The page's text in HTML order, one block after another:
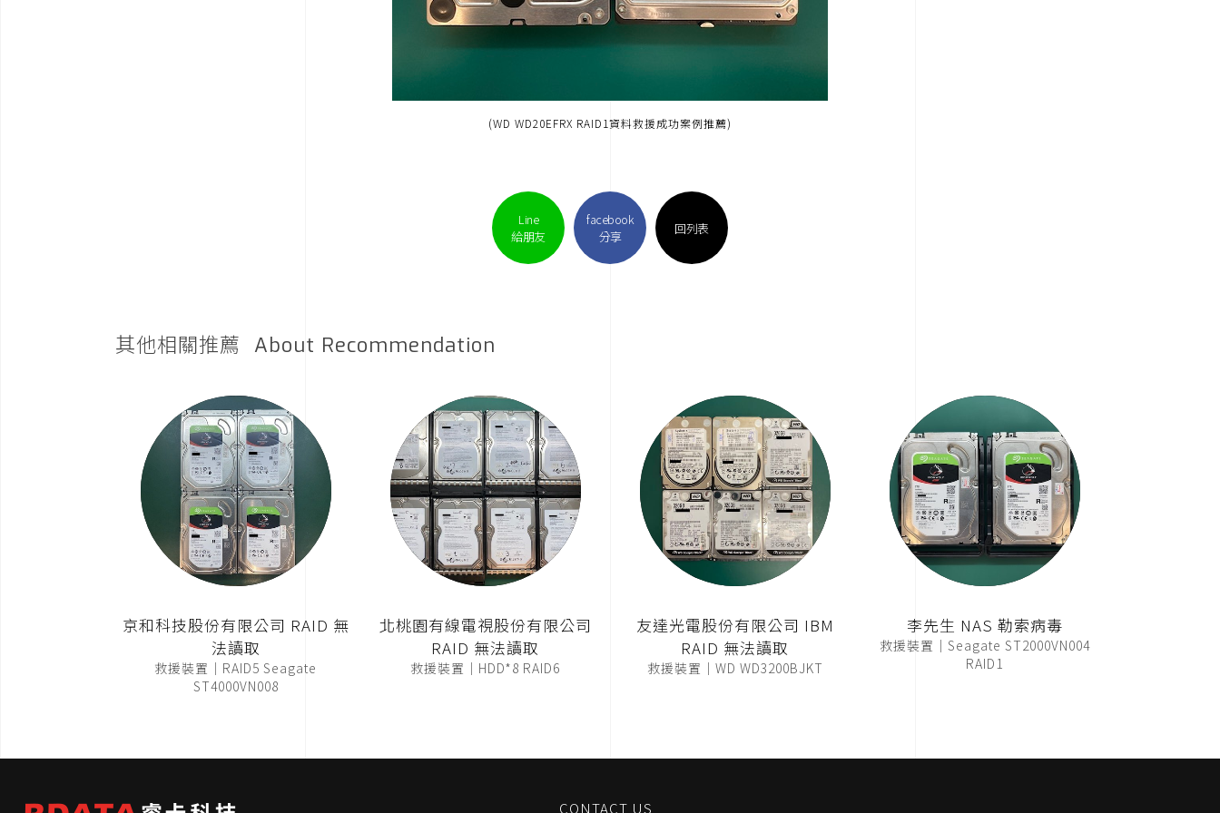
(WD WD20EFRX RAID1資料救援成功案例推薦)
Line
給朋友
facebook
分享
回列表
其他相關推薦 About Recommendation
京和科技股份有限公司 RAID 無
法讀取
救援裝置｜RAID5 Seagate
ST4000VN008
北桃園有線電視股份有限公司
RAID 無法讀取
救援裝置｜HDD*8 RAID6
友達光電股份有限公司 IBM
RAID 無法讀取
救援裝置｜WD WD3200BJKT
李先生 NAS 勒索病毒
救援裝置｜Seagate ST2000VN004
RAID1
CONTACT US